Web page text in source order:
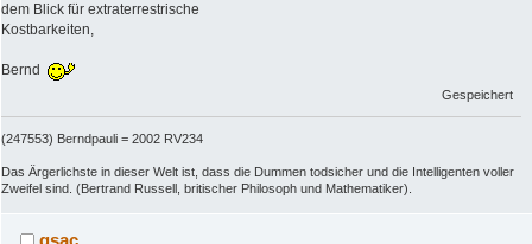
dem Blick für extraterrestrische
Kostbarkeiten,
Bernd
Gespeichert
(247553) Berndpauli = 2002 RV234
Das Ärgerlichste in dieser Welt ist, dass die Dummen todsicher und die Intelligenten voller
Zweifel sind. (Bertrand Russell, britischer Philosoph und Mathematiker).
gsac